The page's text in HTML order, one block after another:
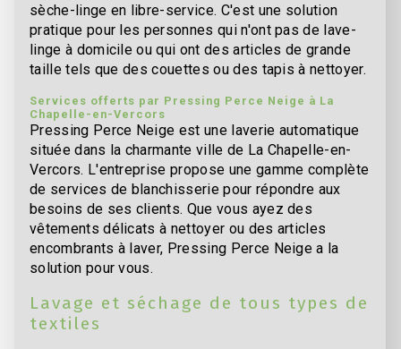
sèche-linge en libre-service. C'est une solution
pratique pour les personnes qui n'ont pas de lave-
linge à domicile ou qui ont des articles de grande
taille tels que des couettes ou des tapis à nettoyer.
Services offerts par Pressing Perce Neige à La
Chapelle-en-Vercors
Pressing Perce Neige est une laverie automatique
située dans la charmante ville de La Chapelle-en-
Vercors. L'entreprise propose une gamme complète
de services de blanchisserie pour répondre aux
besoins de ses clients. Que vous ayez des
vêtements délicats à nettoyer ou des articles
encombrants à laver, Pressing Perce Neige a la
solution pour vous.
Lavage et séchage de tous types de
textiles